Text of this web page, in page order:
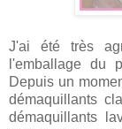
J'ai été très
l'emballage du
Depuis un
démaquillants
démaquillants